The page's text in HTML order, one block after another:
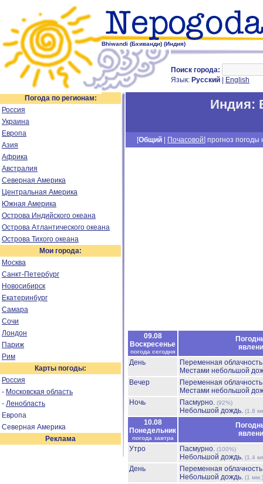
Bhiwandi (Бхиванди) (Индия)
Поиск города:
Язык: Русский English
Погода по регионам:
Россия
Украина
Европа
Азия
Африка
Австралия
Северная Америка
Центральная Америка
Южная Америка
Острова Индийского океана
Острова Атлантического океана
Острова Тихого океана
Мои города:
Москва
Санкт-Петербург
Новосибирск
Екатеринбург
Самара
Сочи
Лондон
Париж
Рим
Карты погоды:
Россия
- Московская область
- Ленобласть
Европа
Северная Америка
Реклама
Индия:
[Общий Почасовой] прогноз погоды
09.08
Воскресенье
погода сегодня
День
Переменная
Местами небольшой
Вечер
Переменная
Местами небольшой
Ночь
Пасмурно. (92%)
Небольшой дождь. (1.8
10.08
Понедельник
погода завтра
Утро
Пасмурно. (100%)
Небольшой дождь. (1.4
День
Переменная
Небольшой дождь. (1 мм.)